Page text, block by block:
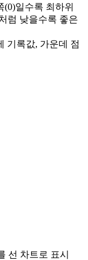
(0)일수록 최하위
럼 낮을수록 좋은
기록값, 가운데 점
선 차트로 표시